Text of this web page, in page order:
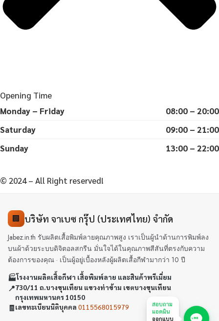
Opening Time
Monday – Friday
08:00 – 20:00
Saturday
09:00 – 21:00
Sunday
13:00 – 22:00
© 2024 – All Right reserved!
🏢 บริษัท จาเบซ กรุ๊ป (ประเทศไทย) จำกัด
Jabez.in.th รับผลิตเสื้อพิมพ์ลายคุณภาพสูง เราเป็นผู้นำด้านการพิมพ์ลง
บนผ้าด้วยระบบดิจิตอลสกรีน มั่นใจได้ในคุณภาพสีสันที่ตรงกับความ
ต้องการของคุณ · เป็นผู้อยู่เบื้องหลังผู้ผลิตเสื้อกีฬามากว่า 10 ปี
🏭โรงงานผลิตเสื้อกีฬา เสื้อพิมพ์ลาย และสินค้าพรีเมี่ยม
📍730/11 ถ.บางขุนเทียน แขวงท่าข้าม เขตบางขุนเทียน
กรุงเทพมหานคร 10150
🧾เลขทะเบียนนิติบุคคล 0115568015979
สอบถาม
แอดมิน
ออกแบบ